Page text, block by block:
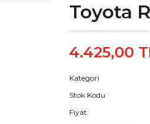
Toyota
4.425,00
Kategori
Stok Kodu
Fiyat